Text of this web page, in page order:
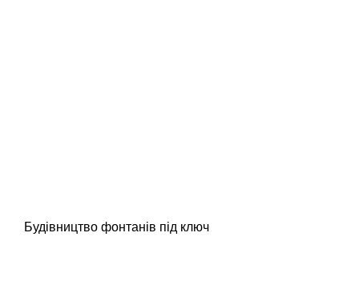
Будівництво фонтанів під ключ